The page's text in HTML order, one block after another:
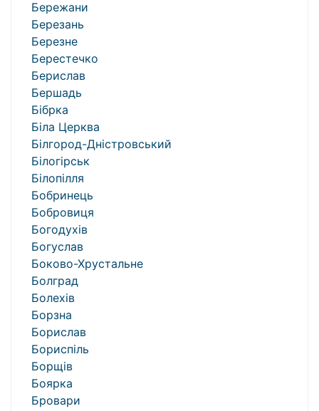
Бережани
Березань
Березне
Берестечко
Берислав
Бершадь
Бібрка
Біла Церква
Білгород-Дністровський
Білогірськ
Білопілля
Бобринець
Бобровиця
Богодухів
Богуслав
Боково-Хрустальне
Болград
Болехів
Борзна
Борислав
Бориспіль
Борщів
Боярка
Бровари